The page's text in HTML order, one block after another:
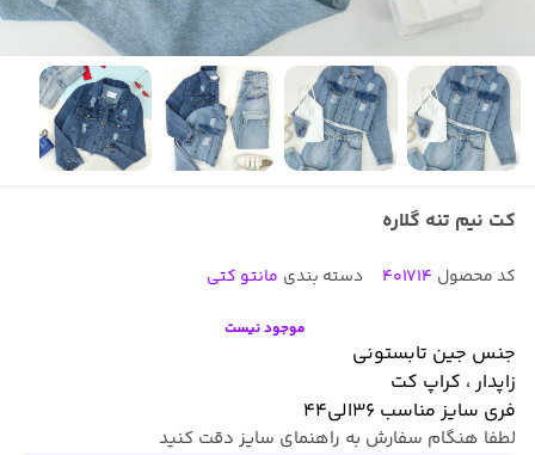
کت نیم تنه گلاره
کد محصول 401714 دسته بندی مانتو کتی
موجود نیست
جنس جین تابستونی
زاپدار ، کراپ کت
فری سایز مناسب ۳۶الی۴۴
لطفا هنگام سفارش به راهنمای سایز دقت کنید